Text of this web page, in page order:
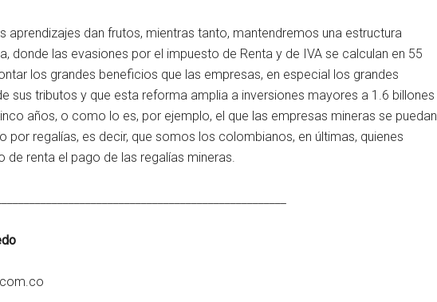
aprendizajes dan frutos, mientras tanto, mantendremos una estructura
donde las evasiones por el impuesto de Renta y de IVA se calculan en 55
los grandes beneficios que las empresas, en especial los grandes
sus tributos y que esta reforma amplia a inversiones mayores a 1.6 billones
años, o como lo es, por ejemplo, el que las empresas mineras se puedan
por regalías, es decir, que somos los colombianos, en últimas, quienes
de renta el pago de las regalías mineras.